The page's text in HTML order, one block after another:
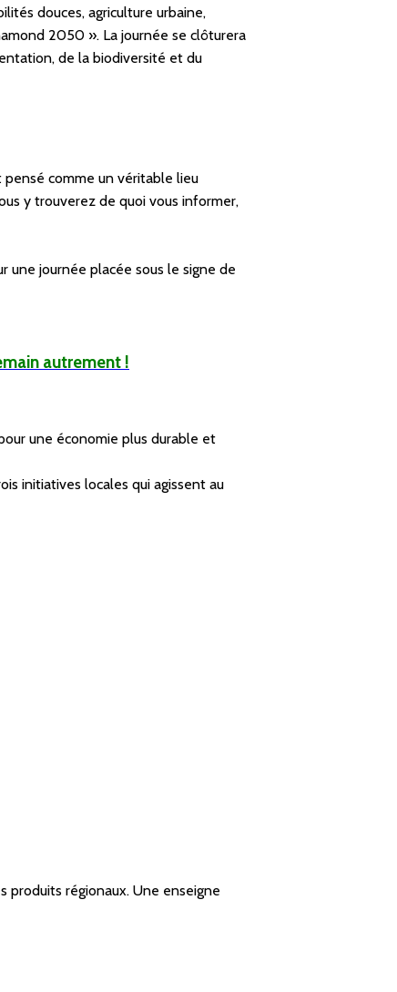
douces, agriculture urbaine,
2050 ». La journée se clôturera
de la biodiversité et du
pensé comme un véritable lieu
y trouverez de quoi vous informer,
une journée placée sous le signe de
autrement !
une économie plus durable et
initiatives locales qui agissent au
produits régionaux. Une enseigne